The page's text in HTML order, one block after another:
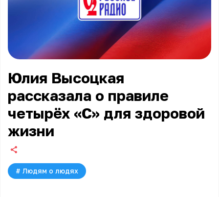
Юлия Высоцкая
рассказала о правиле
четырёх «С» для здоровой
жизни
# Людям о людях